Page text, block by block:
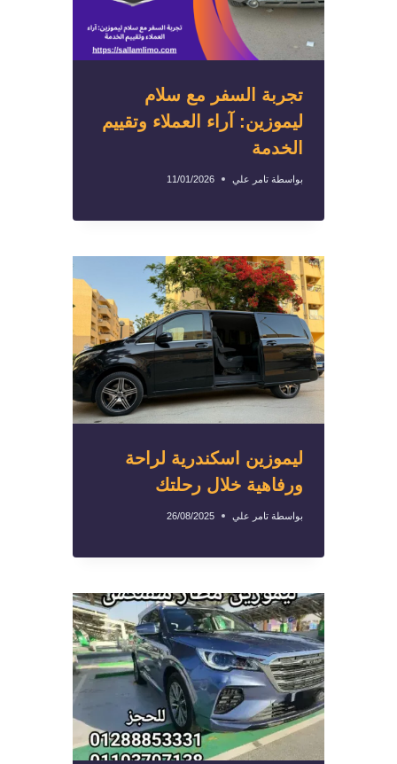
تجربة السفر مع سلام
ليموزين: آراء العملاء وتقييم
الخدمة
بواسطة تامر علي 11/01/2026
ليموزين اسكندرية لراحة
ورفاهية خلال رحلتك
بواسطة تامر علي 26/08/2025